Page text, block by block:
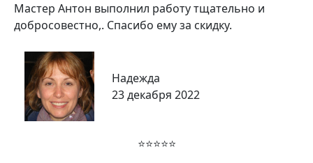
Мастер Антон выполнил работу тщательно и
добросовестно,. Спасибо ему за скидку.
Надежда
23 декабря 2022
⭐⭐⭐⭐⭐